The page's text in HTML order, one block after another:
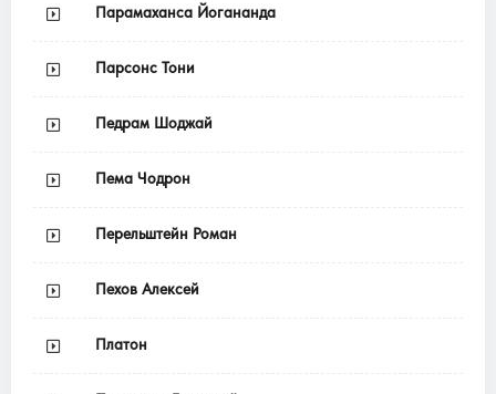
Парамаханса Йогананда
Парсонс Тони
Педрам Шоджай
Пема Чодрон
Перельштейн Роман
Пехов Алексей
Платон